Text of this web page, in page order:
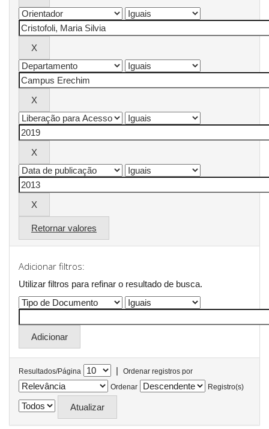
Retornar valores
Adicionar filtros:
Utilizar filtros para refinar o resultado de busca.
Resultados/Página |
Ordenar registros por
Ordenar
Registro(s)